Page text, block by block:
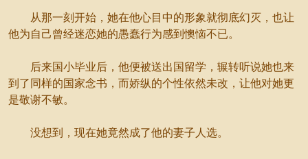
从那一刻开始，她在他心目中的形象就彻底幻灭，也让
他为自己曾经迷恋她的愚蠢行为感到懊恼不已。
后来国小毕业后，他便被送出国留学，辗转听说她也来
到了同样的国家念书，而娇纵的个性依然未改，让他对她更
是敬谢不敏。
没想到，现在她竟然成了他的妻子人选。